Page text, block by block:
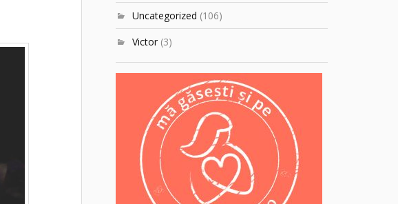
Uncategorized (106)
Victor (3)